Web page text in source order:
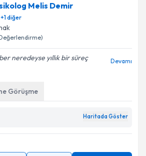
Melis Demir
+1diğer
neredeyse yıllık bir süreç
Devamı
Görüşme
Haritada Göster